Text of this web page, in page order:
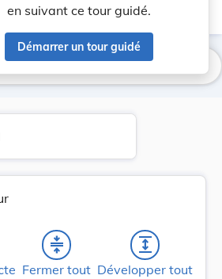
en suivant ce tour guidé.
Démarrer un tour guidé
compress
Fermer tout
expand
Développer tout